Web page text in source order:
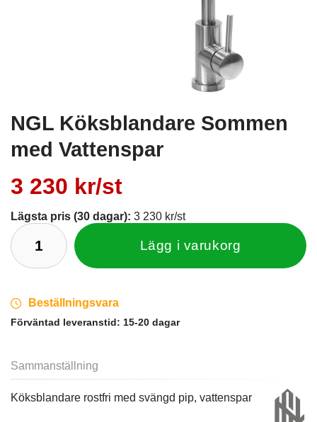
NGL Köksblandare Sommen
med Vattenspar
3 230 kr/st
Lägsta pris (30 dagar): 3 230 kr/st
Lägg i varukorg
Beställningsvara
Förväntad leveranstid: 15-20 dagar
Sammanställning
Köksblandare rostfri med svängd pip, vattenspar